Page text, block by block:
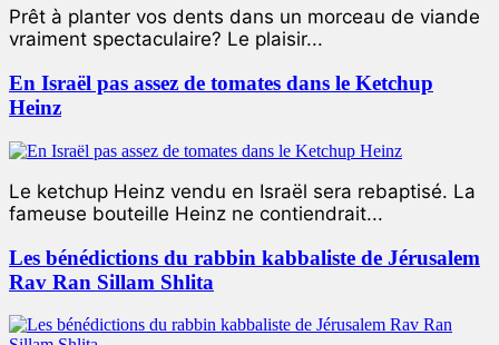
Prêt à planter vos dents dans un morceau de viande
vraiment spectaculaire? Le plaisir...
En Israël pas assez de tomates dans le Ketchup
Heinz
Le ketchup Heinz vendu en Israël sera rebaptisé. La
fameuse bouteille Heinz ne contiendrait...
Les bénédictions du rabbin kabbaliste de Jérusalem
Rav Ran Sillam Shlita